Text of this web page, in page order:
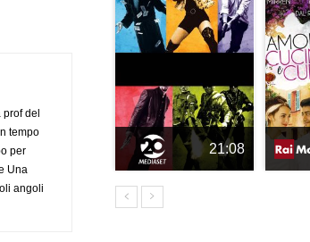
prof del
tempo
per
Una
angoli
21:08